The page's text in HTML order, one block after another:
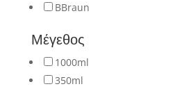
BBraun
Μέγεθος
1000ml
350ml